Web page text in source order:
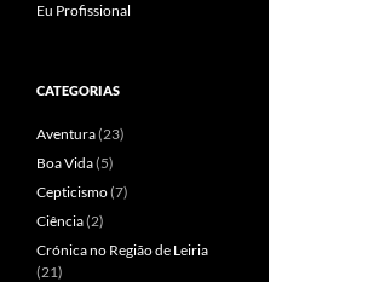
Eu Profissional
CATEGORIAS
Aventura(23)
Boa Vida(5)
Cepticismo(7)
Ciência(2)
Crónica no Região de Leiria
(21)